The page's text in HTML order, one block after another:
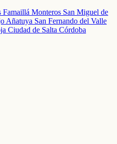
Famaillá Monteros San Miguel de
Añatuya San Fernando del Valle
Ciudad de Salta Córdoba